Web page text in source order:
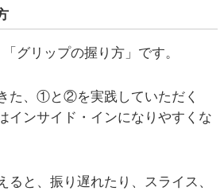
グリップの握り方」です。
た、①と②を実践していただく
インサイド・インになりやすくな
ると、振り遅れたり、スライス、